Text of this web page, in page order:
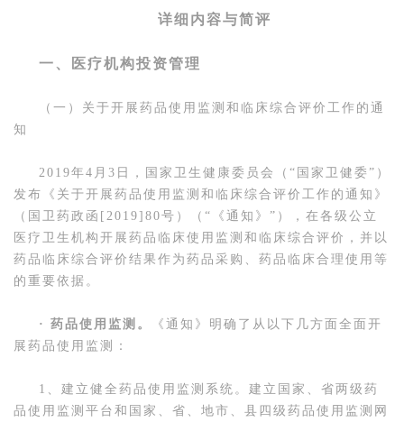
详细内容与简评
一、医疗机构投资管理
（一）关于开展药品使用监测和临床综合评价工作的通
知
2019年4月3日，国家卫生健康委员会（“国家卫健委”）
发布《关于开展药品使用监测和临床综合评价工作的通知》
（国卫药政函[2019]80号）（“《通知》”），在各级公立
医疗卫生机构开展药品临床使用监测和临床综合评价，并以
药品临床综合评价结果作为药品采购、药品临床合理使用等
的重要依据。
· 药品使用监测。
《通知》明确了从以下几方面全面开
展药品使用监测：
1、建立健全药品使用监测系统。建立国家、省两级药
品使用监测平台和国家、省、地市、县四级药品使用监测网